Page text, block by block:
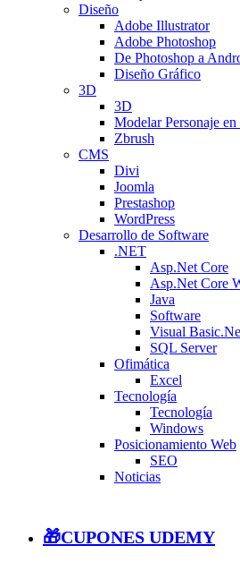
Diseño
Adobe Illustrator
Adobe Photoshop
De Photoshop a
Diseño Gráfico
3D
3D
Modelar Personaje
Zbrush
CMS
Divi
Joomla
Prestashop
WordPress
Desarrollo de Software
.NET
Asp.Net Core
Asp.Net Core
Java
Software
Visual
SQL Server
Ofimática
Excel
Tecnología
Tecnología
Windows
Posicionamiento Web
SEO
Noticias
🎁CUPONES UDEMY